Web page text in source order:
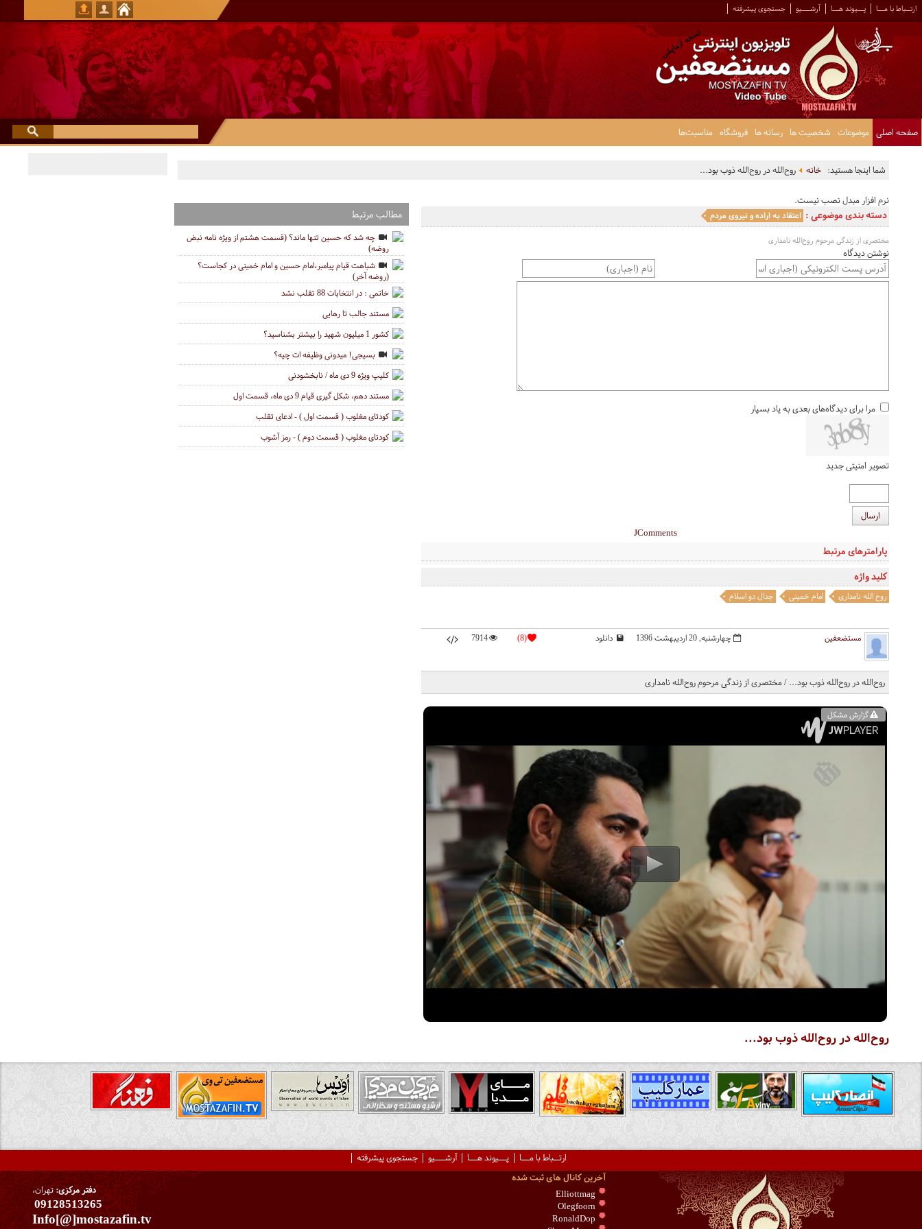
ارتــباط با مـــا پـــیوند هـــا آرشــــیو جستجوی پیشرفته
صفحه اصلی موضوعات شخصیت ها رسانه ها فروشگاه مناسبت‌ها
شما اینجا هستید: خانه روح‌الله در روح‌الله ذوب بود...
نرم افزار مبدل نصب نیست.
مطالب مرتبط
چه شد که حسین تنها ماند؟ (قسمت هشتم از ویژه نامه نبض
روضه)
شباهت قیام پیامبر،امام حسین و امام خمینی در کجاست؟
(روضه آخر)
خاتمی : در انتخابات 88 تقلب نشد
مستند جالب تا رهایی
کشور 1 میلیون شهید را بیشتر بشناسید؟
بسیجی! میدونی وظیفه ات چیه؟
کلیپ ویژه 9 دی ماه / نابخشودنی
مستند دهم، شکل گیری قیام 9 دی ماه، قسمت اول
کودتای مغلوب ( قسمت اول ) - ادعای تقلب
کودتای مغلوب ( قسمت دوم ) - رمز آشوب
دسته بندی موضوعی : اعتقاد به اراده و نیروی مردم
مختصری از زندگی مرحوم روح‌الله نامداری
روح‌الله در روح‌الله ذوب بود...
گزارش مشکل
روح‌الله در روح‌الله ذوب بود... / مختصری از زندگی مرحوم روح‌الله نامداری
مستضعفین چهارشنبه, 20 ارديبهشت 1396 دانلود (8)
7914
کلید واژه
روح الله نامداری امام خمینی جدال دو اسلام
پارامترهای مرتبط
نوشتن دیدگاه
مرا برای دیدگاه‌های بعدی به یاد بسپار
تصویر امنیتی جدید
ارسال
JComments
ارتــباط با مـــا پـــیوند هـــا آرشــــیو جستجوی پیشرفته
دفتر مرکزی:تهران،
09128513265
Info[@]mostazafin.tv
آخرین کانال های ثبت شده
Elliottmag
Olegfoorn
RonaldDop